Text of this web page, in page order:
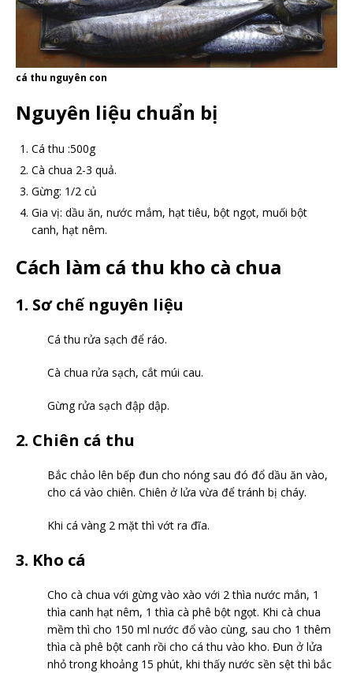
cá thu nguyên con
Nguyên liệu chuẩn bị
Cá thu :500g
Cà chua 2-3 quả.
Gừng: 1/2 củ
Gia vị: dầu ăn, nước mắm, hạt tiêu, bột ngọt, muối bột
canh, hạt nêm.
Cách làm cá thu kho cà chua
1. Sơ chế nguyên liệu
Cá thu rửa sạch để ráo.
Cà chua rửa sạch, cắt múi cau.
Gừng rửa sạch đập dập.
2. Chiên cá thu
Bắc chảo lên bếp đun cho nóng sau đó đổ dầu ăn vào,
cho cá vào chiên. Chiên ở lửa vừa để tránh bị cháy.
Khi cá vàng 2 mặt thì vớt ra đĩa.
3. Kho cá
Cho cà chua với gừng vào xào với 2 thìa nước mắn, 1
thìa canh hạt nêm, 1 thìa cà phê bột ngọt. Khi cà chua
mềm thì cho 150 ml nước đổ vào cùng, sau cho 1 thêm
thìa cà phê bột canh rồi cho cá thu vào kho. Đun ở lửa
nhỏ trong khoảng 15 phút, khi thấy nước sền sệt thì bắc